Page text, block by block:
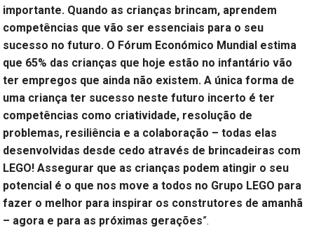
importante. Quando as crianças brincam, aprendem
competências que vão ser essenciais para o seu
sucesso no futuro. O Fórum Económico Mundial estima
que 65% das crianças que hoje estão no infantário vão
ter empregos que ainda não existem. A única forma de
uma criança ter sucesso neste futuro incerto é ter
competências como criatividade, resolução de
problemas, resiliência e a colaboração – todas elas
desenvolvidas desde cedo através de brincadeiras com
LEGO! Assegurar que as crianças podem atingir o seu
potencial é o que nos move a todos no Grupo LEGO para
fazer o melhor para inspirar os construtores de amanhã
– agora e para as próximas gerações”.